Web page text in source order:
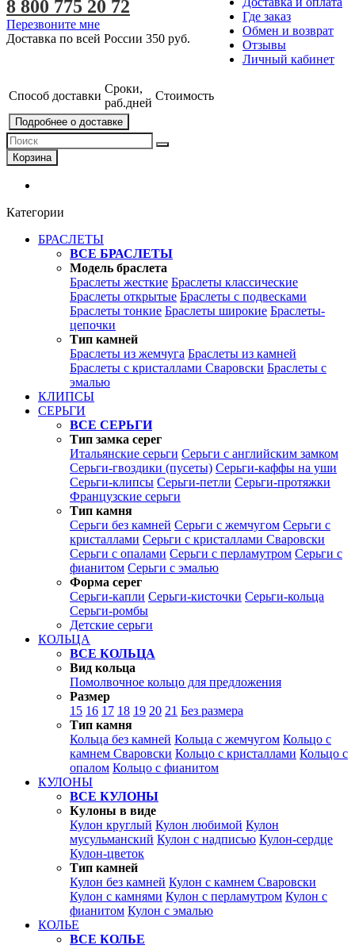
Где заказ
Обмен и возврат
Отзывы
Личный кабинет
8 800 775 20 72
Перезвоните мне
Доставка по всей России 350 руб.
Способ доставки
Сроки,
раб.дней
Стоимость
Подробнее о доставке
Корзина
Категории
БРАСЛЕТЫ
ВСЕ БРАСЛЕТЫ
Модель браслета
Браслеты жесткие Браслеты классические
Браслеты открытые Браслеты с подвесками
Браслеты тонкие Браслеты широкие Браслеты-
цепочки
Тип камней
Браслеты из жемчуга Браслеты из камней
Браслеты с кристаллами Сваровски Браслеты с
эмалью
КЛИПСЫ
СЕРЬГИ
ВСЕ СЕРЬГИ
Тип замка серег
Итальянские серьги Серьги с английским замком
Серьги-гвоздики (пусеты) Серьги-каффы на уши
Серьги-клипсы Серьги-петли Серьги-протяжки
Французские серьги
Тип камня
Серьги без камней Серьги с жемчугом Серьги с
кристаллами Серьги с кристаллами Сваровски
Серьги с опалами Серьги с перламутром Серьги с
фианитом Серьги с эмалью
Форма серег
Серьги-капли Серьги-кисточки Серьги-кольца
Серьги-ромбы
Детские серьги
КОЛЬЦА
ВСЕ КОЛЬЦА
Вид кольца
Помолвочное кольцо для предложения
Размер
15 16 17 18 19 20 21 Без размера
Тип камня
Кольца без камней Кольца с жемчугом Кольцо с
камнем Сваровски Кольцо с кристаллами Кольцо с
опалом Кольцо с фианитом
КУЛОНЫ
ВСЕ КУЛОНЫ
Кулоны в виде
Кулон круглый Кулон любимой Кулон
мусульманский Кулон с надписью Кулон-сердце
Кулон-цветок
Тип камней
Кулон без камней Кулон с камнем Сваровски
Кулон с камнями Кулон с перламутром Кулон с
фианитом Кулон с эмалью
КОЛЬЕ
ВСЕ КОЛЬЕ